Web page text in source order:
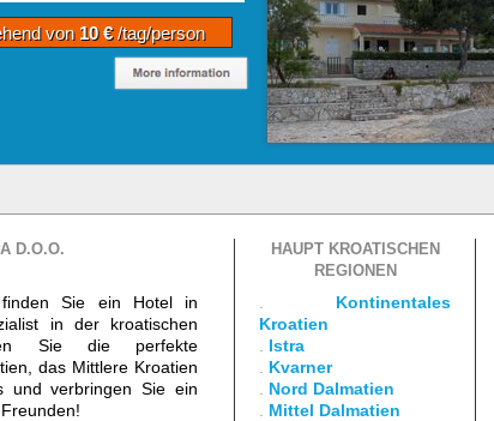
von 10 €/tag/person
D.O.O.
Sie ein Hotel in
in der kroatischen
Sie die perfekte
das Mittlere Kroatien
und verbringen Sie ein
HAUPT KROATISCHEN
REGIONEN
Kontinentales
Kroatien
Istra
Kvarner
Nord Dalmatien
Mittel Dalmatien